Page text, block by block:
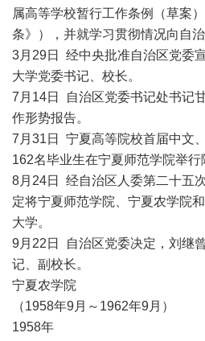
属高等学校暂行工作条例（草案
条》），并就学习贯彻情况向自
3月29日 经中央批准自治区党委
大学党委书记、校长。
7月14日 自治区党委书记处书记
作形势报告。
7月31日 宁夏高等院校首届中文
162名毕业生在宁夏师范学院举行
8月24日 经自治区人委第二十五
定将宁夏师范学院、宁夏农学院
大学。
9月22日 自治区党委决定，刘继
记、副校长。
宁夏农学院
（1958年9月～1962年9月）
1958年